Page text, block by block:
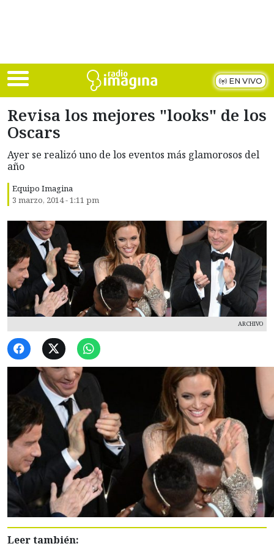
EN VIVO
Revisa los mejores "looks" de los
Oscars
Ayer se realizó uno de los eventos más glamorosos del
año
Equipo Imagina
3 marzo, 2014 - 1:11 pm
ARCHIVO
Leer también: